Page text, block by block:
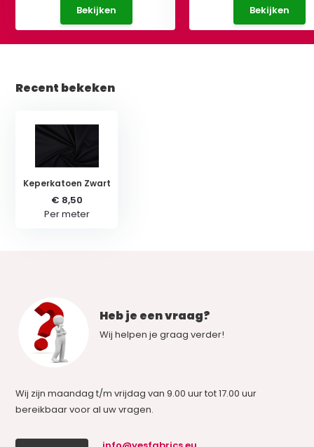
Bekijken Bekijken
Recent bekeken
Keperkatoen Zwart
€ 8,50
Per meter
Heb je een vraag?
Wij helpen je graag verder!
Wij zijn maandag t/m vrijdag van 9.00 uur tot 17.00 uur
bereikbaar voor al uw vragen.